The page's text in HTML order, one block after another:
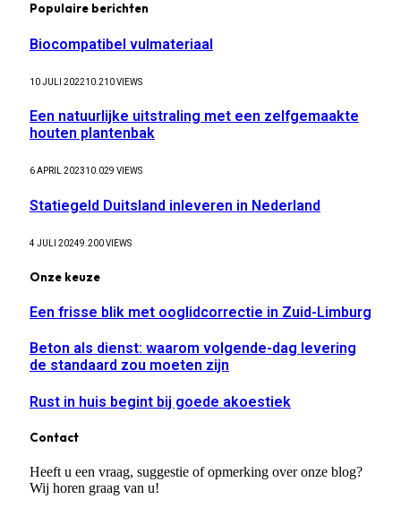
Populaire berichten
Biocompatibel vulmateriaal
10 JULI 202210.210VIEWS
Een natuurlijke uitstraling met een zelfgemaakte
houten plantenbak
6 APRIL 202310.029 VIEWS
Statiegeld Duitsland inleveren in Nederland
4 JULI 20249.200VIEWS
Onze keuze
Een frisse blik met ooglidcorrectie in Zuid-Limburg
Beton als dienst: waarom volgende-dag levering
de standaard zou moeten zijn
Rust in huis begint bij goede akoestiek
Contact
Heeft u een vraag, suggestie of opmerking over onze blog?
Wij horen graag van u!